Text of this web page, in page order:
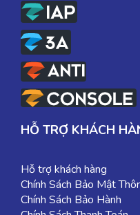
HỖ TRỢ KHÁCH
Hỗ trợ khách hàng
Chính Sách Bảo Mật
Chính Sách Bảo Hành